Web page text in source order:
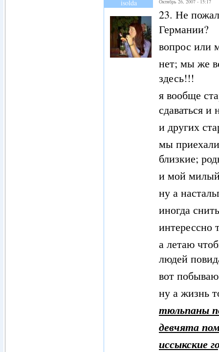
isolda
23. Не
Германии?
вопрос или
нет; мы же
здесь!!!
я вообще
сдаваться и
и других
мы
близкие;
и мой милый
ну а
иногда
интерессно
а летаю
людей
вот
ну а жизнь
тюльпаны
девчята
иссыкские